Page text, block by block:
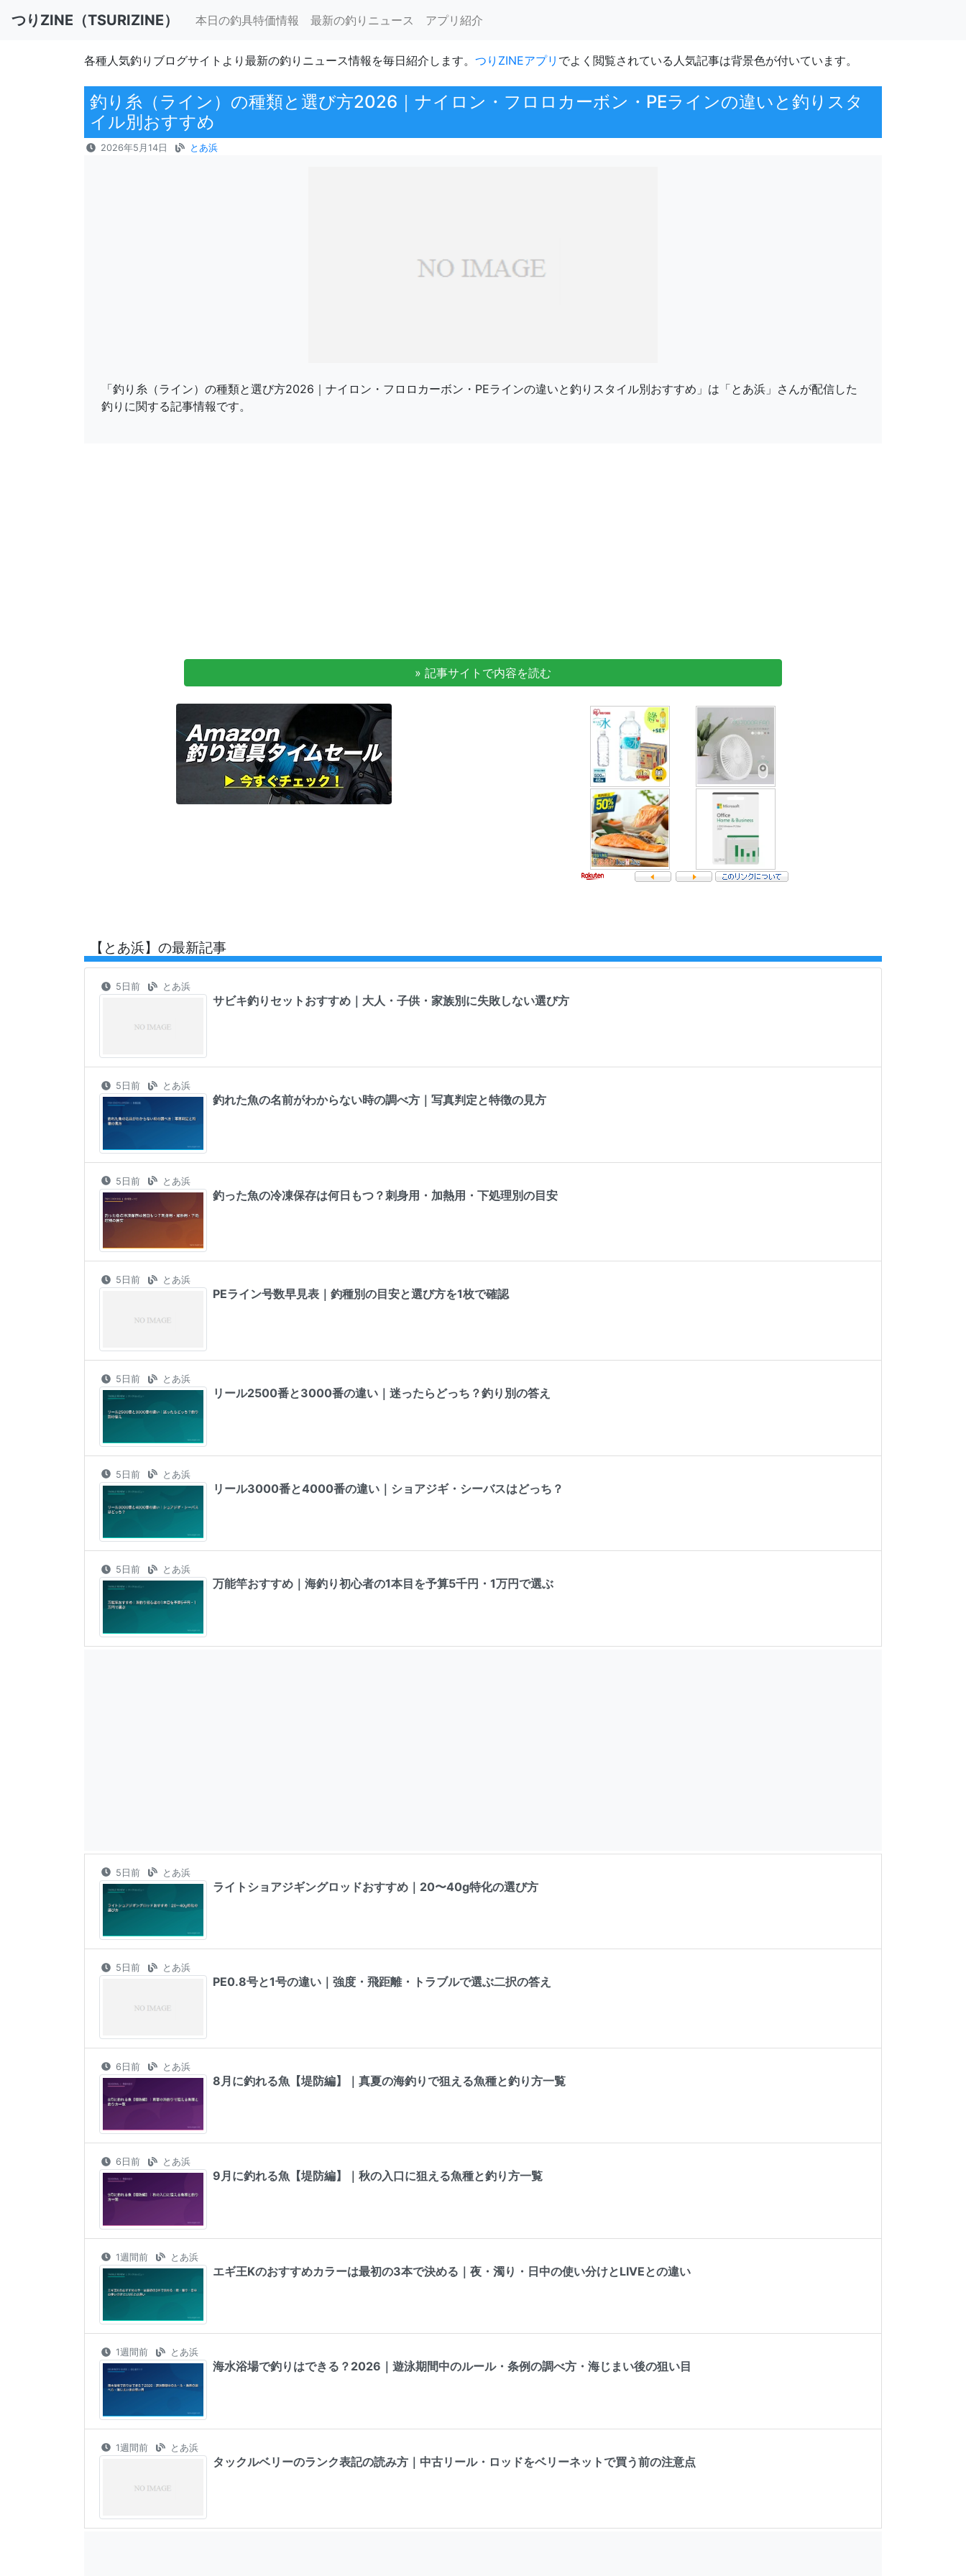
つりZINE（TSURIZINE） 本日の釣具特価情報 最新の釣りニュース アプリ紹介
各種人気釣りブログサイトより最新の釣りニュース情報を毎日紹介します。 つりZINEアプリ でよく閲覧されている人気記事は背景色が付いています。
釣り糸（ライン）の種類と選び方2026｜ナイロン・フロロカーボン・PEラインの違いと釣りスタ
イル別おすすめ
2026年5月14日 とあ浜
「釣り糸（ライン）の種類と選び方2026｜ナイロン・フロロカーボン・PEラインの違いと釣りスタイル別おすすめ」は「とあ浜」さんが配信した
釣りに関する記事情報です。
» 記事サイトで内容を読む
【とあ浜】の最新記事
5日前 とあ浜
サビキ釣りセットおすすめ｜大人・子供・家族別に失敗しない選び方
5日前 とあ浜
釣れた魚の名前がわからない時の調べ方｜写真判定と特徴の見方
5日前 とあ浜
釣った魚の冷凍保存は何日もつ？刺身用・加熱用・下処理別の目安
5日前 とあ浜
PEライン号数早見表｜釣種別の目安と選び方を1枚で確認
5日前 とあ浜
リール2500番と3000番の違い｜迷ったらどっち？釣り別の答え
5日前 とあ浜
リール3000番と4000番の違い｜ショアジギ・シーバスはどっち？
5日前 とあ浜
万能竿おすすめ｜海釣り初心者の1本目を予算5千円・1万円で選ぶ
5日前 とあ浜
ライトショアジギングロッドおすすめ｜20〜40g特化の選び方
5日前 とあ浜
PE0.8号と1号の違い｜強度・飛距離・トラブルで選ぶ二択の答え
6日前 とあ浜
8月に釣れる魚【堤防編】｜真夏の海釣りで狙える魚種と釣り方一覧
6日前 とあ浜
9月に釣れる魚【堤防編】｜秋の入口に狙える魚種と釣り方一覧
1週間前 とあ浜
エギ王Kのおすすめカラーは最初の3本で決める｜夜・濁り・日中の使い分けとLIVEとの違い
1週間前 とあ浜
海水浴場で釣りはできる？2026｜遊泳期間中のルール・条例の調べ方・海じまい後の狙い目
1週間前 とあ浜
タックルベリーのランク表記の読み方｜中古リール・ロッドをベリーネットで買う前の注意点